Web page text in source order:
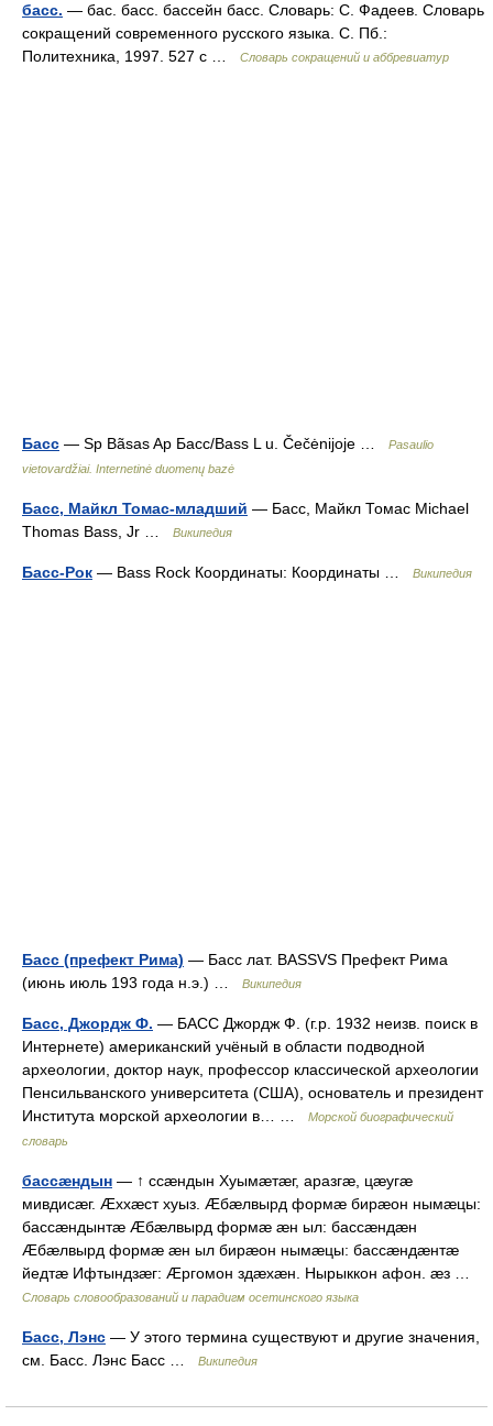
басс. — бас. басс. бассейн басс. Словарь: С. Фадеев. Словарь
сокращений современного русского языка. С. Пб.:
Политехника, 1997. 527 с …
Словарь сокращений и аббревиатур
Басс — Sp Bãsas Ap Басс/Bass L u. Čečėnijoje …
Pasaulio
vietovardžiai. Internetinė duomenų bazė
Басс, Майкл Томас-младший — Басс, Майкл Томас Michael
Thomas Bass, Jr …
Википедия
Басс-Рок — Bass Rock Координаты: Координаты … Википедия
Басс (префект Рима) — Басс лат. BASSVS Префект Рима
(июнь июль 193 года н.э.) …
Википедия
Басс, Джордж Ф. — БАСС Джордж Ф. (г.р. 1932 неизв. поиск в
Интернете) американский учёный в области подводной
археологии, доктор наук, профессор классической археологии
Пенсильванского университета (США), основатель и президент
Института морской археологии в… …
Морской биографический
словарь
бассæндын — ↑ ссæндын Хуымæтæг, аразгæ, цæугæ
мивдисæг. Æххæст хуыз. Æбæлвырд формæ бирæон нымæцы:
бассæндынтæ Æбæлвырд формæ æн ыл: бассæндæн
Æбæлвырд формæ æн ыл бирæон нымæцы: бассæндæнтæ
йедтæ Ифтындзæг: Æргомон здæхæн. Нырыккон афон. æз …
Словарь словообразований и парадигм осетинского языка
Басс, Лэнс — У этого термина существуют и другие значения,
см. Басс. Лэнс Басс …
Википедия